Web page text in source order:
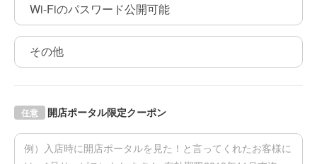
Wi-Fiのパスワード公開可能
その他
開店ポータル限定クーポン
任意